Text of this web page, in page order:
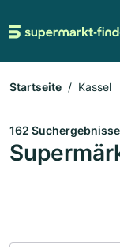
Startseite Kassel
162